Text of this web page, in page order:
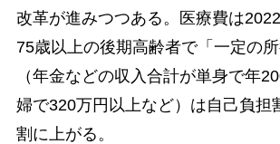
改革が進みつつある。医療費は2022
75歳以上の後期高齢者で「一定の所
（年金などの収入合計が単身で年
婦で320万円以上など）は自己負担
割に上がる。